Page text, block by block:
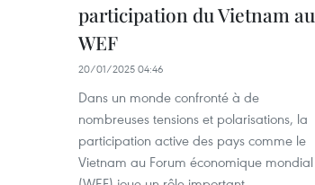
participation du Vietnam au
WEF
20/01/2025 04:46
Dans un monde confronté à de
nombreuses tensions et polarisations, la
participation active des pays comme le
Vietnam au Forum économique mondial